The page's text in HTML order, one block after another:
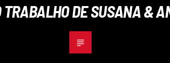
TRABALHO DE SUSANA &